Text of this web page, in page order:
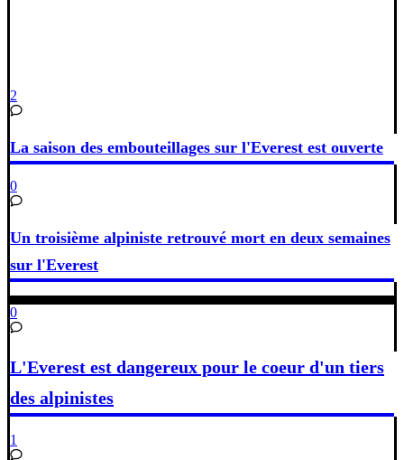
2
La saison des embouteillages sur l'Everest est ouverte
0
Un troisième alpiniste retrouvé mort en deux semaines
sur l'Everest
0
L'Everest est dangereux pour le coeur d'un tiers
des alpinistes
1